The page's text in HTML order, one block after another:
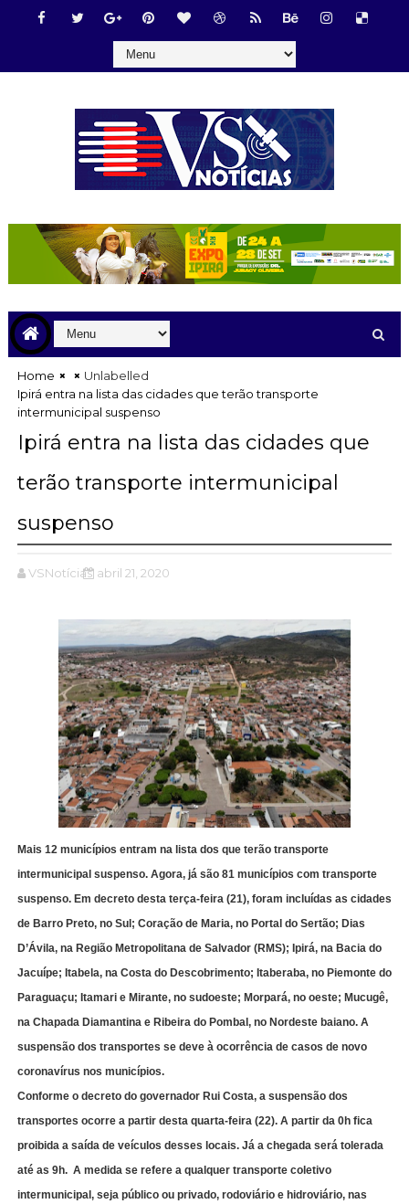
Home
Unlabelled
Ipirá entra na lista das cidades que terão transporte
intermunicipal suspenso
Ipirá entra na lista das cidades que
terão transporte intermunicipal
suspenso
VSNotícias abril 21, 2020
Mais 12 municípios entram na lista dos que terão transporte
intermunicipal suspenso. Agora, já são 81 municípios com transporte
suspenso. Em decreto desta terça-feira (21), foram incluídas as cidades
de Barro Preto, no Sul; Coração de Maria, no Portal do Sertão; Dias
D’Ávila, na Região Metropolitana de Salvador (RMS); Ipirá, na Bacia do
Jacuípe; Itabela, na Costa do Descobrimento; Itaberaba, no Piemonte do
Paraguaçu; Itamari e Mirante, no sudoeste; Morpará, no oeste; Mucugê,
na Chapada Diamantina e Ribeira do Pombal, no Nordeste baiano. A
suspensão dos transportes se deve à ocorrência de casos de novo
coronavírus nos municípios.
Conforme o decreto do governador Rui Costa, a suspensão dos
transportes ocorre a partir desta quarta-feira (22). A partir da 0h fica
proibida a saída de veículos desses locais. Já a chegada será tolerada
até as 9h. A medida se refere a qualquer transporte coletivo
intermunicipal, seja público ou privado, rodoviário e hidroviário, nas